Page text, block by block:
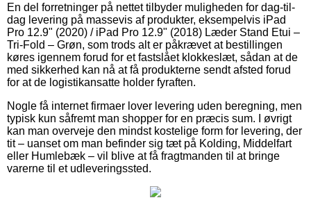
En del forretninger på nettet tilbyder muligheden for dag-til-
dag levering på massevis af produkter, eksempelvis iPad
Pro 12.9" (2020) / iPad Pro 12.9" (2018) Læder Stand Etui –
Tri-Fold – Grøn, som trods alt er påkrævet at bestillingen
køres igennem forud for et fastslået klokkeslæt, sådan at de
med sikkerhed kan nå at få produkterne sendt afsted forud
for at de logistikansatte holder fyraften.
Nogle få internet firmaer lover levering uden beregning, men
typisk kun såfremt man shopper for en præcis sum. I øvrigt
kan man overveje den mindst kostelige form for levering, der
tit – uanset om man befinder sig tæt på Kolding, Middelfart
eller Humlebæk – vil blive at få fragtmanden til at bringe
varerne til et udleveringssted.